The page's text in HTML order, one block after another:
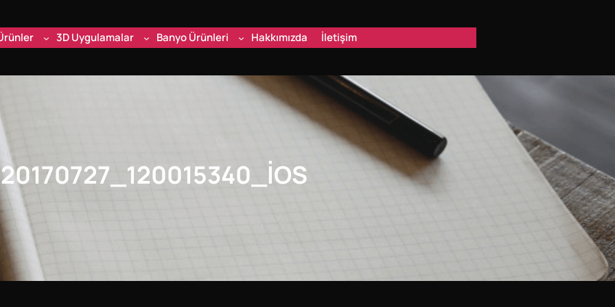
3D Uygulamalar Banyo Ürünleri Hakkımızda İletişim
20170727_120015340_IOS